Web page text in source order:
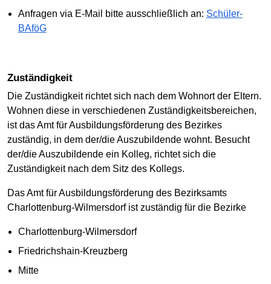
Anfragen via E-Mail bitte ausschließlich an: Schüler-
BAföG
Zuständigkeit
Die Zuständigkeit richtet sich nach dem Wohnort der Eltern.
Wohnen diese in verschiedenen Zuständigkeitsbereichen,
ist das Amt für Ausbildungsförderung des Bezirkes
zuständig, in dem der/die Auszubildende wohnt. Besucht
der/die Auszubildende ein Kolleg, richtet sich die
Zuständigkeit nach dem Sitz des Kollegs.
Das Amt für Ausbildungsförderung des Bezirksamts
Charlottenburg-Wilmersdorf ist zuständig für die Bezirke
Charlottenburg-Wilmersdorf
Friedrichshain-Kreuzberg
Mitte